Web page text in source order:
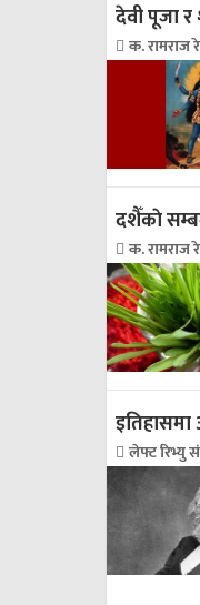
देवी पूजा र
क. रामराज
दशैँकाे
क. रामराज
इतिहासमा
लेफ्ट रिभ्यु